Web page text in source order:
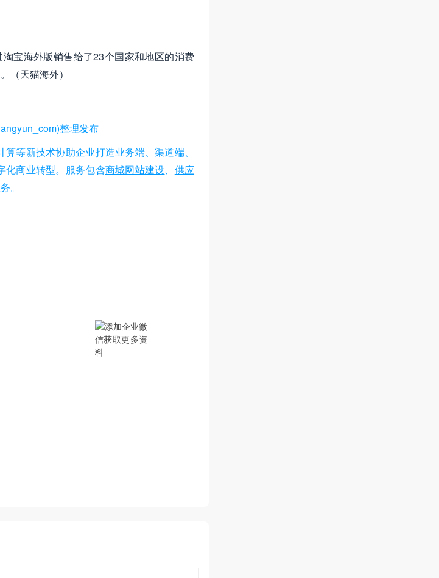
宝海外版销售给了23个国家和地区的消费
（天猫海外）
整理发布
等新技术协助企业打造业务端、渠道端、
化商业转型。服务包含商城网站建设、 供应
。